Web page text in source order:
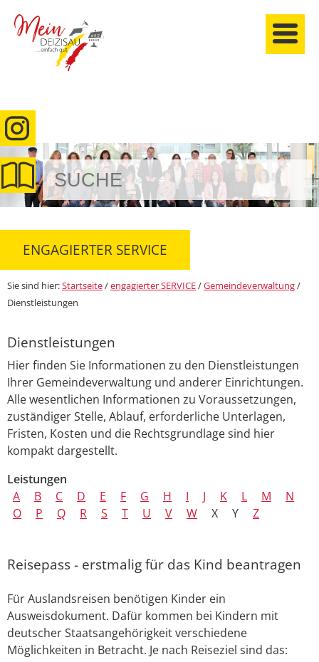
anmelden
ENGAGIERTER SERVICE
Sie sind hier:Startseite/engagierter SERVICE/Gemeindeverwaltung/
Dienstleistungen
Dienstleistungen
Hier finden Sie Informationen zu den Dienstleistungen
Ihrer Gemeindeverwaltung und anderer Einrichtungen.
Alle wesentlichen Informationen zu Voraussetzungen,
zuständiger Stelle, Ablauf, erforderliche Unterlagen,
Fristen, Kosten und die Rechtsgrundlage sind hier
kompakt dargestellt.
Leistungen
A
B C D E F G H I J K L M
N
O
P Q R S T U V W X Y Z
Reisepass - erstmalig für das Kind beantragen
Für Auslandsreisen benötigen Kinder ein
Ausweisdokument. Dafür kommen bei Kindern mit
deutscher Staatsangehörigkeit verschiedene
Möglichkeiten in Betracht. Je nach Reiseziel sind das: